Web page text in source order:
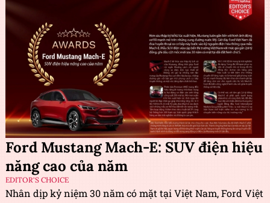
Ford Mustang Mach-E: SUV điện hiệu
năng cao của năm
EDITOR'S CHOICE
Nhân dịp kỷ niệm 30 năm có mặt tại Việt Nam, Ford Việt